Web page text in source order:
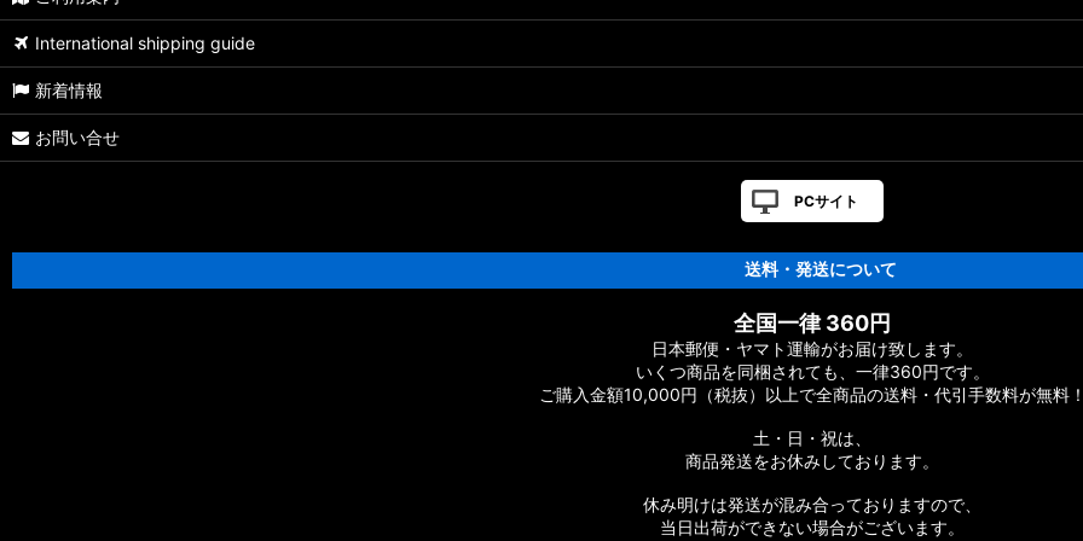
アブ純正
シマノ/夢屋
International shipping guide
新着情報
お問い合せ
PCサイト
送料・発送について
全国一律 360円
日本郵便・ヤマト運輸がお届け致します。
いくつ商品を同梱されても、一律360円です。
ご購入金額10,000円（税抜）以上で全商品の送料・代引手数料が無料
土・日・祝は、
商品発送をお休みしております。
休み明けは発送が混み合っておりますので、
当日出荷ができない場合がございます。